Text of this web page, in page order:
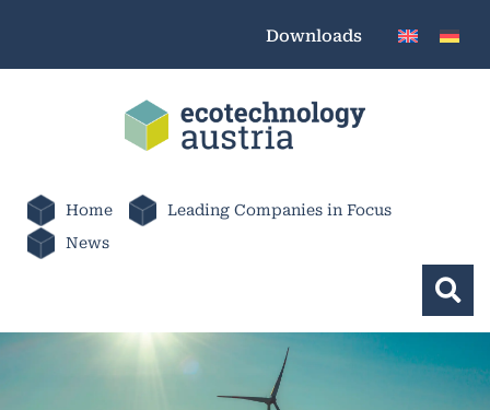
Downloads
Home
Leading Companies in Focus
News